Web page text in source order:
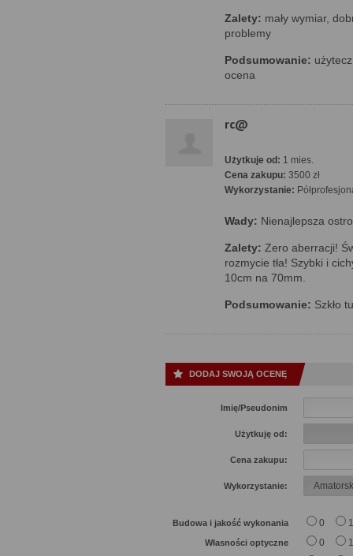
Zalety: mały wymiar,
problemy
Podsumowanie:
ocena
rc@
Użytkuje od: 1 mies.
Cena zakupu: 3500 zł
Wykorzystanie:
Wady: Nienajlepsza
Zalety: Zero aberracji!
rozmycie tła! Szybki i
10cm na 70mm.
Podsumowanie: Szkło
DODAJ SWOJĄ OCENĘ
Imię/Pseudonim
Użytkuję od:
Cena zakupu:
Wykorzystanie:
Budowa i jakość wykonania 0 1
Własności optyczne 0 1